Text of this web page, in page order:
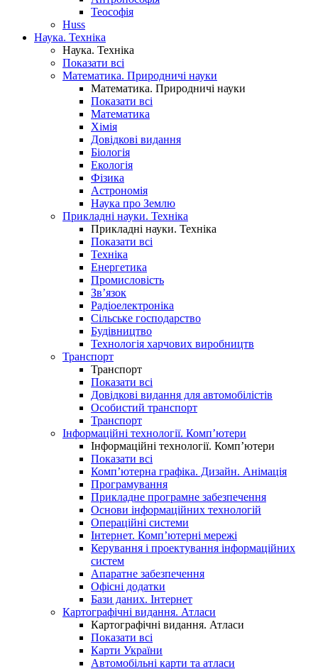
Теософія
Huss
Наука. Техніка
Наука. Техніка
Показати всі
Математика. Природничі науки
Математика. Природничі науки
Показати всі
Математика
Хімія
Довідкові видання
Біологія
Екологія
Фізика
Астрономія
Наука про Землю
Прикладні науки. Техніка
Прикладні науки. Техніка
Показати всі
Техніка
Енергетика
Промисловість
Зв’язок
Радіоелектроніка
Сільське господарство
Будівництво
Технологія харчових виробництв
Транспорт
Транспорт
Показати всі
Довідкові видання для автомобілістів
Особистий транспорт
Транспорт
Інформаційні технології. Комп’ютери
Інформаційні технології. Комп’ютери
Показати всі
Комп’ютерна графіка. Дизайн. Анімація
Програмування
Прикладне програмне забезпечення
Основи інформаційних технологій
Операційні системи
Інтернет. Комп’ютерні мережі
Керування і проектування інформаційних
систем
Апаратне забезпечення
Офісні додатки
Бази даних. Інтернет
Картографічні видання. Атласи
Картографічні видання. Атласи
Показати всі
Карти України
Автомобільні карти та атласи